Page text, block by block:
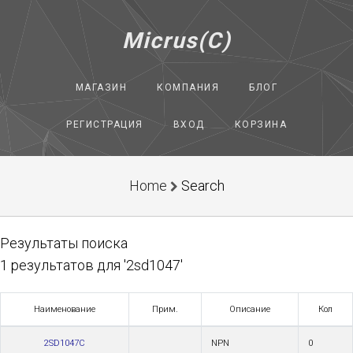
Micrus(C)
МАГАЗИН КОМПАНИЯ БЛОГ
РЕГИСТРАЦИЯ ВХОД КОРЗИНА
Home Search
Результаты поиска
1 результатов для '2sd1047'
Наименование Прим. Описание Кол
2SD1047C NPN 0